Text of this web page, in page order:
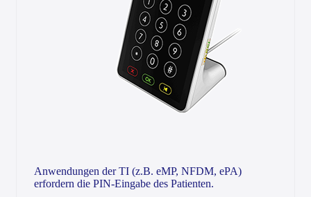
Anwendungen der TI (z.B. eMP, NFDM, ePA)
erfordern die PIN-Eingabe des Patienten.